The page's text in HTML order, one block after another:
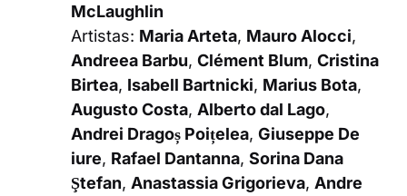
McLaughlin
Artistas: Maria Arteta, Mauro Alocci,
Andreea Barbu, Clément Blum, Cristina
Birtea, Isabell Bartnicki, Marius Bota,
Augusto Costa, Alberto dal Lago,
Andrei Dragoș Poițelea, Giuseppe De
iure, Rafael Dantanna, Sorina Dana
Ştefan, Anastassia Grigorieva, Andre